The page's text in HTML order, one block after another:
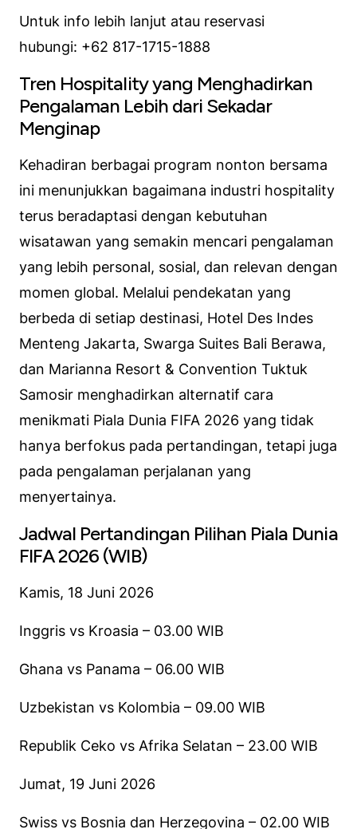
Untuk info lebih lanjut atau reservasi
hubungi: +62 817-1715-1888
Tren Hospitality yang Menghadirkan
Pengalaman Lebih dari Sekadar
Menginap
Kehadiran berbagai program nonton bersama
ini menunjukkan bagaimana industri hospitality
terus beradaptasi dengan kebutuhan
wisatawan yang semakin mencari pengalaman
yang lebih personal, sosial, dan relevan dengan
momen global. Melalui pendekatan yang
berbeda di setiap destinasi, Hotel Des Indes
Menteng Jakarta, Swarga Suites Bali Berawa,
dan Marianna Resort & Convention Tuktuk
Samosir menghadirkan alternatif cara
menikmati Piala Dunia FIFA 2026 yang tidak
hanya berfokus pada pertandingan, tetapi juga
pada pengalaman perjalanan yang
menyertainya.
Jadwal Pertandingan Pilihan Piala Dunia
FIFA 2026 (WIB)
Kamis, 18 Juni 2026
Inggris vs Kroasia – 03.00 WIB
Ghana vs Panama – 06.00 WIB
Uzbekistan vs Kolombia – 09.00 WIB
Republik Ceko vs Afrika Selatan – 23.00 WIB
Jumat, 19 Juni 2026
Swiss vs Bosnia dan Herzegovina – 02.00 WIB